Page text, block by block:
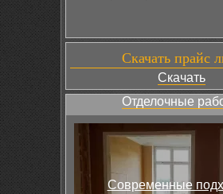
Скачать прайс
Скачать
Отделочные
Современные